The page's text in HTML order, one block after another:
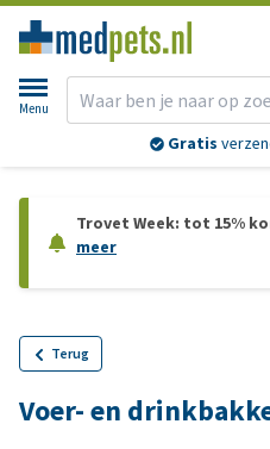
Menu
Gratis
Trovet Week: tot 15%
meer
Terug
Voer- en